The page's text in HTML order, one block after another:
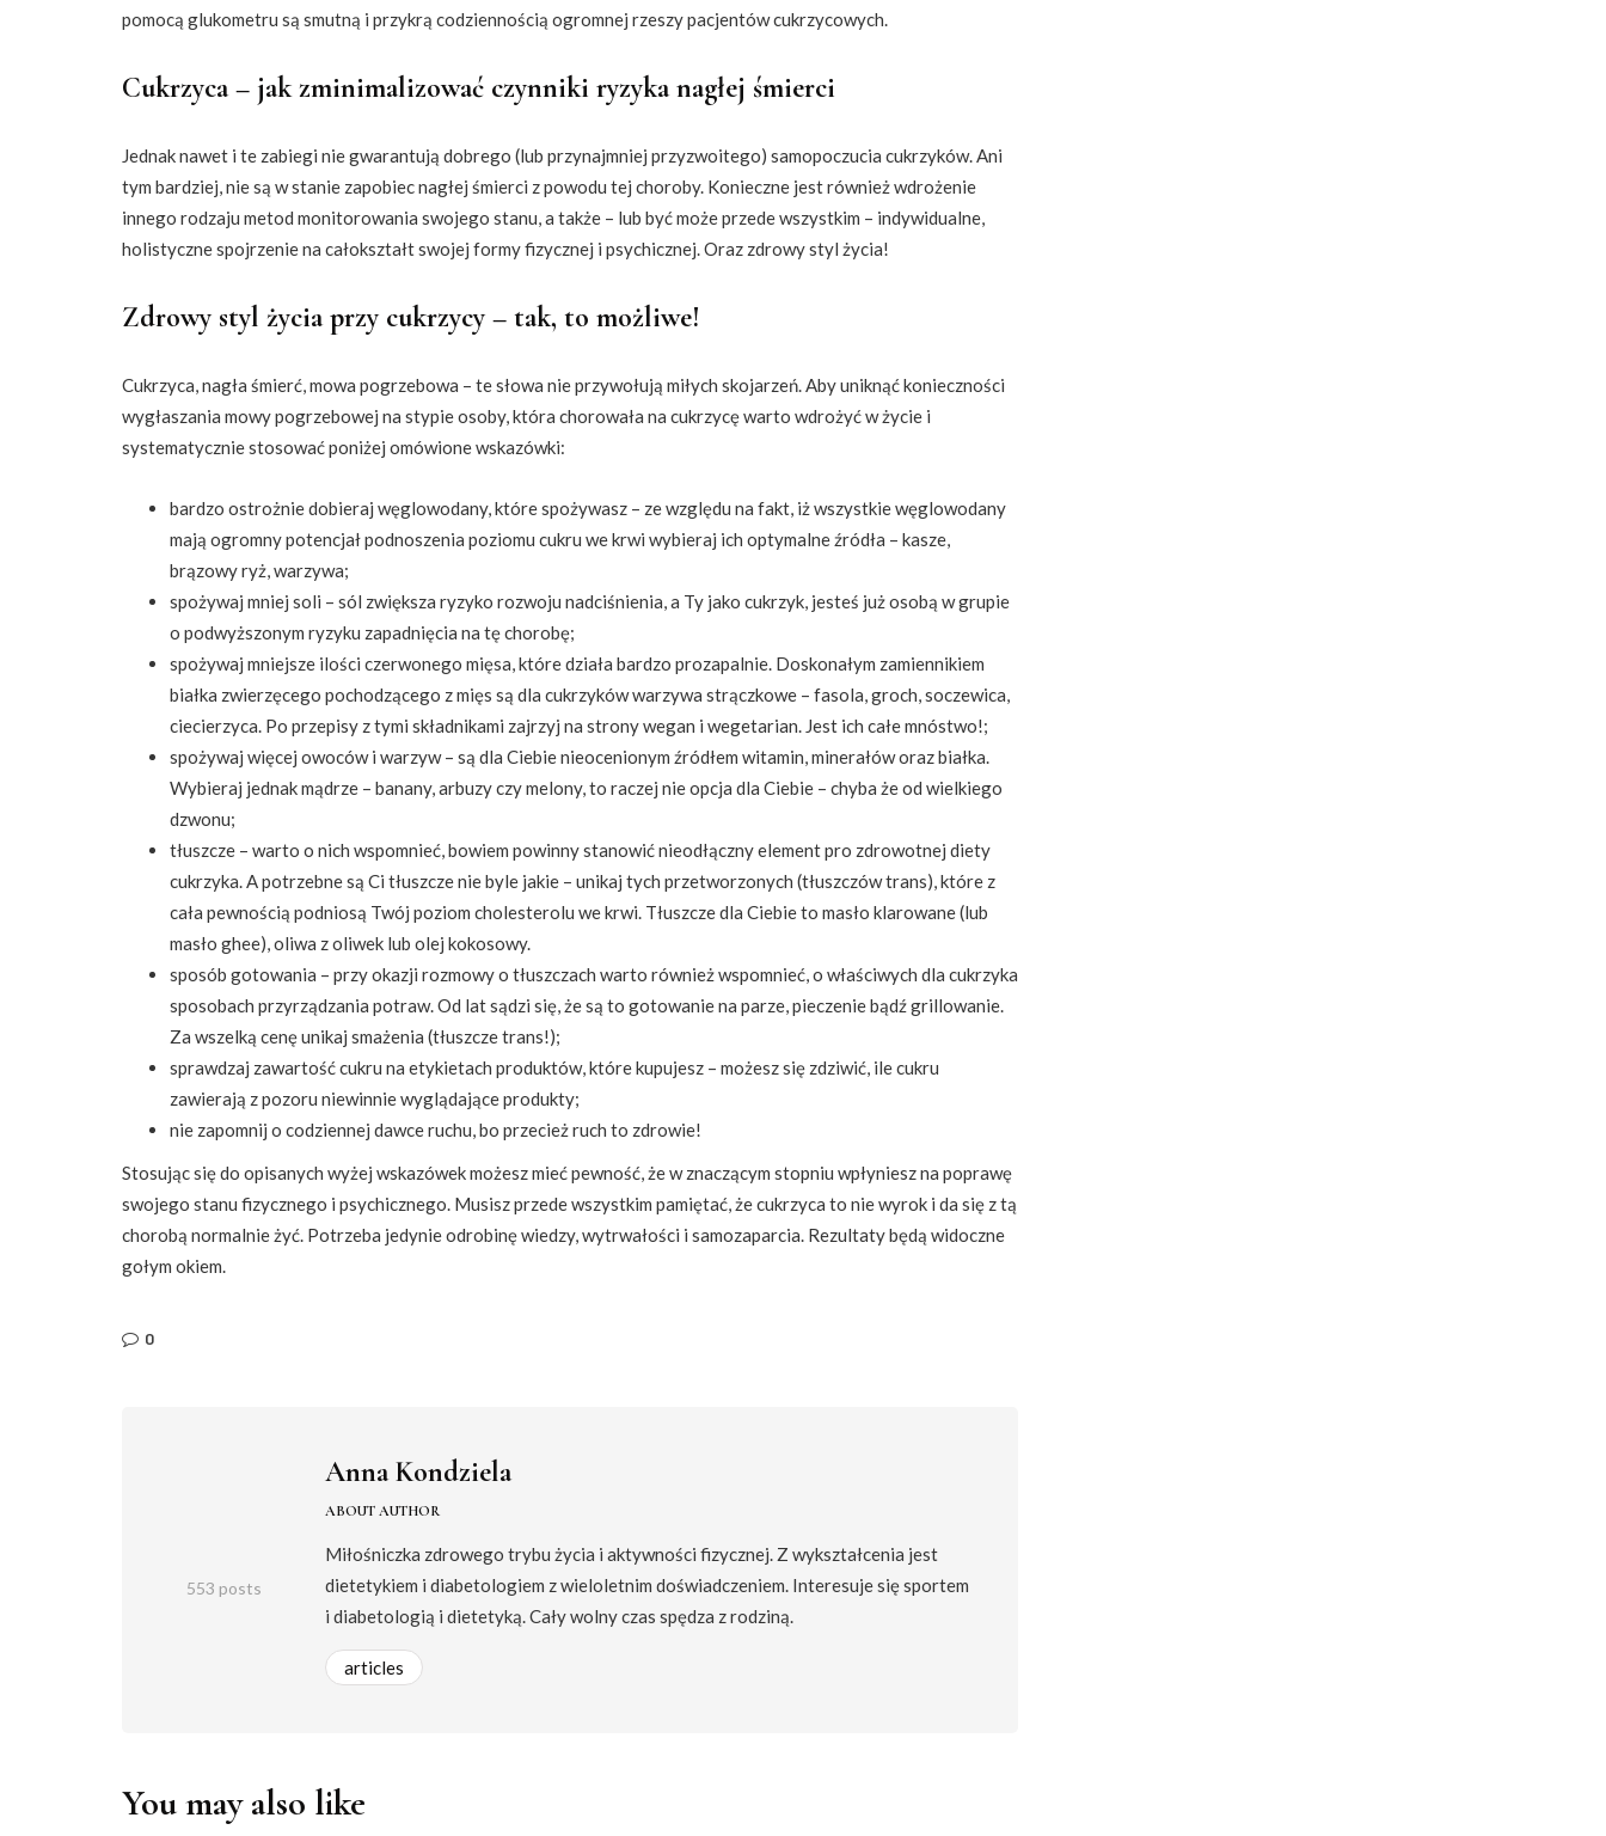
pomocą glukometru są smutną i przykrą codziennością ogromnej rzeszy pacjentów cukrzycowych.
Cukrzyca – jak zminimalizować czynniki ryzyka nagłej śmierci
Jednak nawet i te zabiegi nie gwarantują dobrego (lub przynajmniej przyzwoitego) samopoczucia cukrzyków. Ani
tym bardziej, nie są w stanie zapobiec nagłej śmierci z powodu tej choroby. Konieczne jest również wdrożenie
innego rodzaju metod monitorowania swojego stanu, a także – lub być może przede wszystkim – indywidualne,
holistyczne spojrzenie na całokształt swojej formy fizycznej i psychicznej. Oraz zdrowy styl życia!
Zdrowy styl życia przy cukrzycy – tak, to możliwe!
Cukrzyca, nagła śmierć, mowa pogrzebowa – te słowa nie przywołują miłych skojarzeń. Aby uniknąć konieczności
wygłaszania mowy pogrzebowej na stypie osoby, która chorowała na cukrzycę warto wdrożyć w życie i
systematycznie stosować poniżej omówione wskazówki:
bardzo ostrożnie dobieraj węglowodany, które spożywasz – ze względu na fakt, iż wszystkie węglowodany
mają ogromny potencjał podnoszenia poziomu cukru we krwi wybieraj ich optymalne źródła – kasze,
brązowy ryż, warzywa;
spożywaj mniej soli – sól zwiększa ryzyko rozwoju nadciśnienia, a Ty jako cukrzyk, jesteś już osobą w grupie
o podwyższonym ryzyku zapadnięcia na tę chorobę;
spożywaj mniejsze ilości czerwonego mięsa, które działa bardzo prozapalnie. Doskonałym zamiennikiem
białka zwierzęcego pochodzącego z mięs są dla cukrzyków warzywa strączkowe – fasola, groch, soczewica,
ciecierzyca. Po przepisy z tymi składnikami zajrzyj na strony wegan i wegetarian. Jest ich całe mnóstwo!;
spożywaj więcej owoców i warzyw – są dla Ciebie nieocenionym źródłem witamin, minerałów oraz białka.
Wybieraj jednak mądrze – banany, arbuzy czy melony, to raczej nie opcja dla Ciebie – chyba że od wielkiego
dzwonu;
tłuszcze – warto o nich wspomnieć, bowiem powinny stanowić nieodłączny element pro zdrowotnej diety
cukrzyka. A potrzebne są Ci tłuszcze nie byle jakie – unikaj tych przetworzonych (tłuszczów trans), które z
cała pewnością podniosą Twój poziom cholesterolu we krwi. Tłuszcze dla Ciebie to masło klarowane (lub
masło ghee), oliwa z oliwek lub olej kokosowy.
sposób gotowania – przy okazji rozmowy o tłuszczach warto również wspomnieć, o właściwych dla cukrzyka
sposobach przyrządzania potraw. Od lat sądzi się, że są to gotowanie na parze, pieczenie bądź grillowanie.
Za wszelką cenę unikaj smażenia (tłuszcze trans!);
sprawdzaj zawartość cukru na etykietach produktów, które kupujesz – możesz się zdziwić, ile cukru
zawierają z pozoru niewinnie wyglądające produkty;
nie zapomnij o codziennej dawce ruchu, bo przecież ruch to zdrowie!
Stosując się do opisanych wyżej wskazówek możesz mieć pewność, że w znaczącym stopniu wpłyniesz na poprawę
swojego stanu fizycznego i psychicznego. Musisz przede wszystkim pamiętać, że cukrzyca to nie wyrok i da się z tą
chorobą normalnie żyć. Potrzeba jedynie odrobinę wiedzy, wytrwałości i samozaparcia. Rezultaty będą widoczne
gołym okiem.
0
553 posts
Anna Kondziela
ABOUT AUTHOR
Miłośniczka zdrowego trybu życia i aktywności fizycznej. Z wykształcenia jest
dietetykiem i diabetologiem z wieloletnim doświadczeniem. Interesuje się sportem
i diabetologią i dietetyką. Cały wolny czas spędza z rodziną.
articles
You may also like